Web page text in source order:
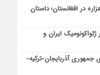
در افغانستان؛ داستان
ژئواکونومیک ایران و
جمهوری آذربایجان-ترکیه-